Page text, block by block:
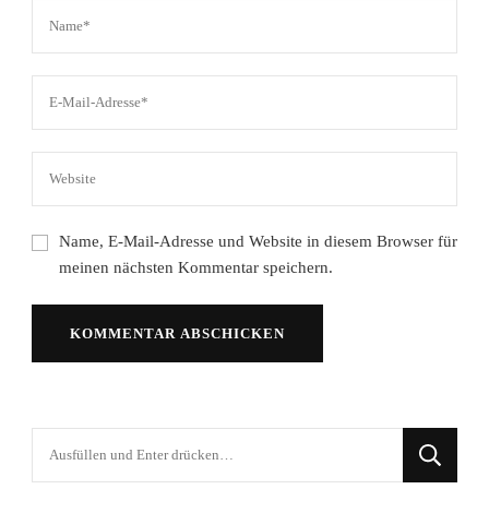
Name, E-Mail-Adresse und Website in diesem Browser für
meinen nächsten Kommentar speichern.